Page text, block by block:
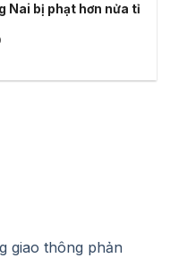
Nai bị phạt hơn nửa tỉ
giao thông phản